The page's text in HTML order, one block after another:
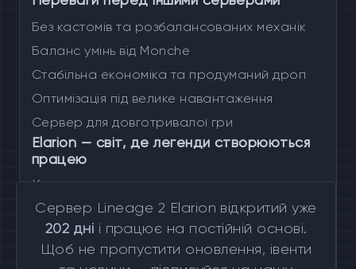
Без кастомів та розбалансованих механік
Баланс умінь від Monche
Стабільна економіка та продуманий дроп
Оптимізація під велике навантаження
Сервер для довготривалої гри
Elarion — світ, де легенди створюються
працею
Кожна перемога — це результат зусиль.
Кожен рівень — це шлях героя. Кожен
PvP бій — справжній виклик.
Приєднуйся до Elarion — Interlude x3 від
Lineage 2 Elarion
Сервер Lineage 2 Elarion відкритий уже
202 дні і працює на постійній основі.
Щоб не пропустити оновлення, івенти